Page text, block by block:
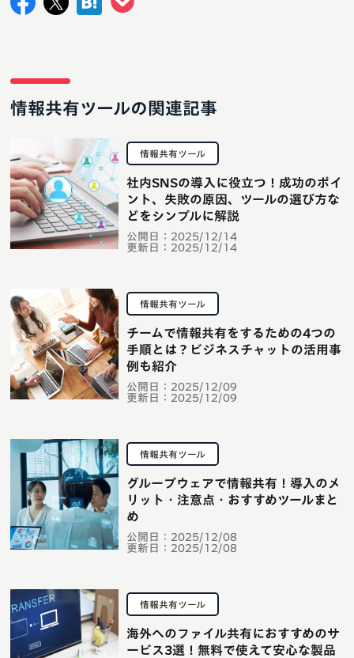
情報共有ツールの関連記事
情報共有ツール
公開日： 2025/12/14
更新日： 2025/12/14
社内SNSの導入に役立つ！成功のポイ
ント、失敗の原因、ツールの選び方な
どをシンプルに解説
情報共有ツール
公開日： 2025/12/09
更新日： 2025/12/09
チームで情報共有をするための4つの
手順とは？ビジネスチャットの活用事
例も紹介
情報共有ツール
公開日： 2025/12/08
更新日： 2025/12/08
グループウェアで情報共有！導入のメ
リット・注意点・おすすめツールまと
め
情報共有ツール
海外へのファイル共有におすすめのサ
ービス3選！無料で使えて安心な製品